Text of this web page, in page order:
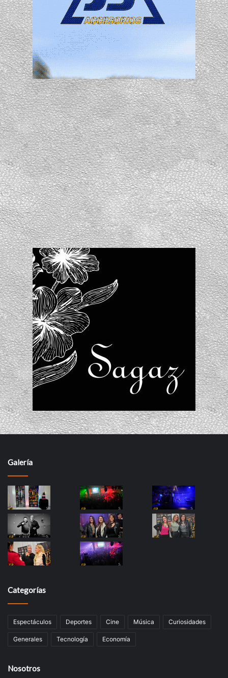
Galería
Categorías
Espectáculos Deportes Cine Música Curiosidades
Generales Tecnología Economía
Nosotros